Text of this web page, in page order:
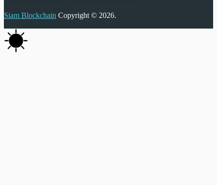
Siam Blockchain Copyright © 2026.